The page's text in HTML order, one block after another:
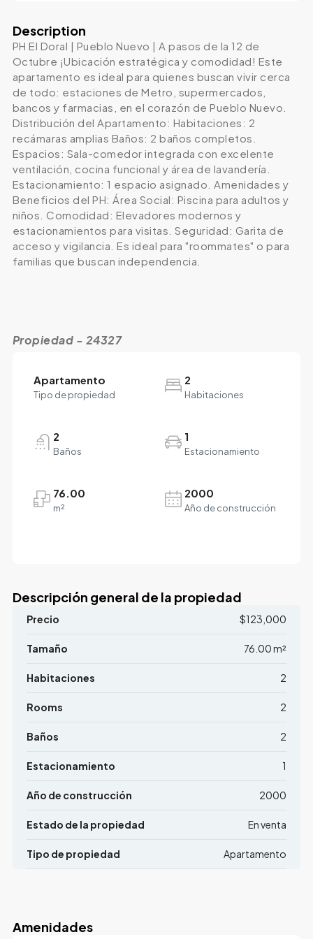
Description
PH El Doral | Pueblo Nuevo | A pasos de la 12 de
Octubre ¡Ubicación estratégica y comodidad! Este
apartamento es ideal para quienes buscan vivir cerca
de todo: estaciones de Metro, supermercados,
bancos y farmacias, en el corazón de Pueblo Nuevo.
Distribución del Apartamento: Habitaciones: 2
recámaras amplias Baños: 2 baños completos.
Espacios: Sala-comedor integrada con excelente
ventilación, cocina funcional y área de lavandería.
Estacionamiento: 1 espacio asignado. Amenidades y
Beneficios del PH: Área Social: Piscina para adultos y
niños. Comodidad: Elevadores modernos y
estacionamientos para visitas. Seguridad: Garita de
acceso y vigilancia. Es ideal para "roommates" o para
familias que buscan independencia.
Propiedad - 24327
Apartamento
Tipo de propiedad
2
Habitaciones
2
Baños
1
Estacionamiento
76.00
m²
2000
Año de construcción
Descripción general de la propiedad
Precio $123,000
Tamaño 76.00 m²
Habitaciones 2
Rooms 2
Baños 2
Estacionamiento 1
Año de construcción 2000
Estado de la propiedad En venta
Tipo de propiedad Apartamento
Amenidades